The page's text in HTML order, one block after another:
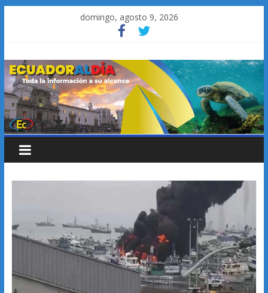
domingo, agosto 9, 2026